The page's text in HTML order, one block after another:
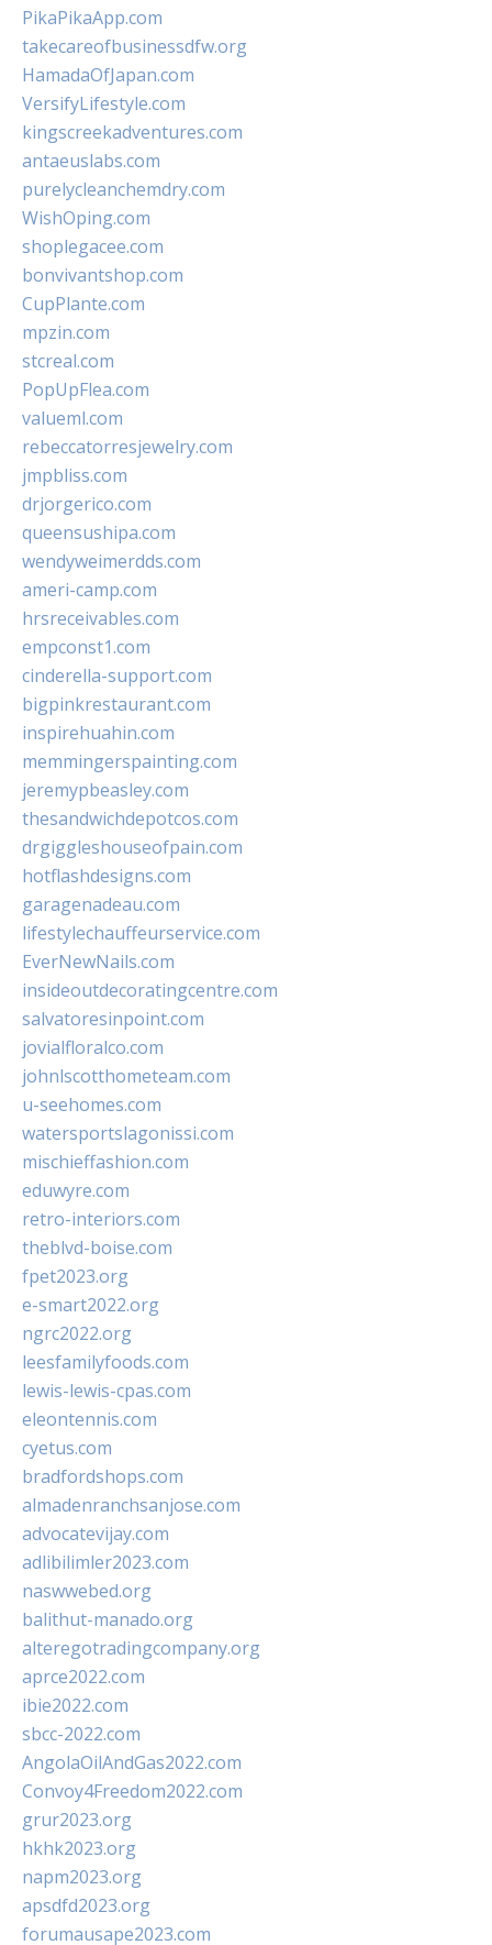
PikaPikaApp.com
takecareofbusinessdfw.org
HamadaOfJapan.com
VersifyLifestyle.com
kingscreekadventures.com
antaeuslabs.com
purelycleanchemdry.com
WishOping.com
shoplegacee.com
bonvivantshop.com
CupPlante.com
mpzin.com
stcreal.com
PopUpFlea.com
valueml.com
rebeccatorresjewelry.com
jmpbliss.com
drjorgerico.com
queensushipa.com
wendyweimerdds.com
ameri-camp.com
hrsreceivables.com
empconst1.com
cinderella-support.com
bigpinkrestaurant.com
inspirehuahin.com
memmingerspainting.com
jeremypbeasley.com
thesandwichdepotcos.com
drgiggleshouseofpain.com
hotflashdesigns.com
garagenadeau.com
lifestylechauffeurservice.com
EverNewNails.com
insideoutdecoratingcentre.com
salvatoresinpoint.com
jovialfloralco.com
johnlscotthometeam.com
u-seehomes.com
watersportslagonissi.com
mischieffashion.com
eduwyre.com
retro-interiors.com
theblvd-boise.com
fpet2023.org
e-smart2022.org
ngrc2022.org
leesfamilyfoods.com
lewis-lewis-cpas.com
eleontennis.com
cyetus.com
bradfordshops.com
almadenranchsanjose.com
advocatevijay.com
adlibilimler2023.com
naswwebed.org
balithut-manado.org
alteregotradingcompany.org
aprce2022.com
ibie2022.com
sbcc-2022.com
AngolaOilAndGas2022.com
Convoy4Freedom2022.com
grur2023.org
hkhk2023.org
napm2023.org
apsdfd2023.org
forumausape2023.com